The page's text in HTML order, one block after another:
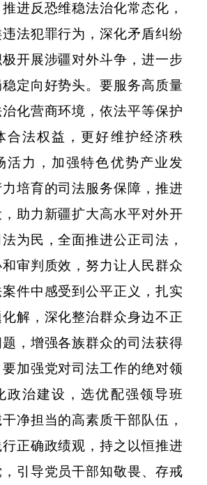
进反恐维稳法治化常态化，
法犯罪行为，深化矛盾纠纷
开展涉疆对外斗争，进一步
定向好势头。要服务高质量
化营商环境，依法平等保护
合法权益，更好维护经济秩
活力，加强特色优势产业发
培育的司法服务保障，推进
助力新疆扩大高水平对外开
为民，全面推进公正司法，
审判质效，努力让人民群众
件中感受到公平正义，扎实
解，深化整治群众身边不正
，增强各族群众的司法获得
加强党对司法工作的绝对领
政治建设，选优配强领导班
净担当的高素质干部队伍，
正确政绩观，持之以恒推进
引导党员干部知敬畏、存戒